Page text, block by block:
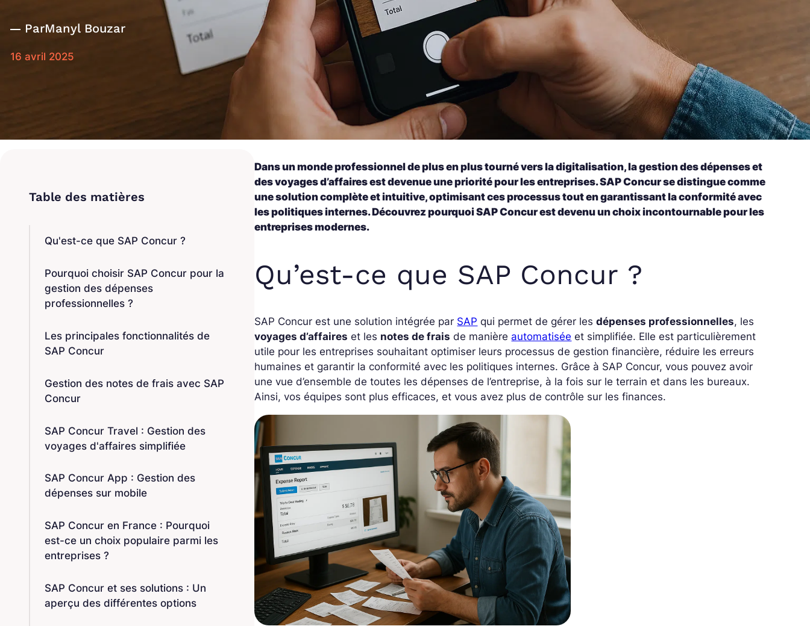
ParManyl Bouzar
16 avril 2025
Qu'est-ce que SAP Concur ?
Pourquoi choisir SAP Concur pour la
gestion des dépenses
professionnelles ?
Les principales fonctionnalités de
SAP Concur
Gestion des notes de frais avec SAP
Concur
SAP Concur Travel : Gestion des
voyages d'affaires simplifiée
SAP Concur App : Gestion des
dépenses sur mobile
SAP Concur en France : Pourquoi
est-ce un choix populaire parmi les
entreprises ?
SAP Concur et ses solutions : Un
aperçu des différentes options
Dans un monde professionnel de plus en plus tourné vers la digitalisation, la gestion des dépenses et
des voyages d’affaires est devenue une priorité pour les entreprises. SAP Concur se distingue comme
une solution complète et intuitive, optimisant ces processus tout en garantissant la conformité avec
les politiques internes. Découvrez pourquoi SAP Concur est devenu un choix incontournable pour les
entreprises modernes.
Qu’est-ce que SAP Concur ?
SAP Concur est une solution intégrée par SAP qui permet de gérer lesdépenses professionnelles, les
voyages d’affaires et les notes de frais de manière automatisée et simplifiée. Elle est particulièrement
utile pour les entreprises souhaitant optimiser leurs processus de gestion financière, réduire les erreurs
humaines et garantir la conformité avec les politiques internes. Grâce à SAP Concur, vous pouvez avoir
une vue d’ensemble de toutes les dépenses de l’entreprise, à la fois sur le terrain et dans les bureaux.
Ainsi, vos équipes sont plus efficaces, et vous avez plus de contrôle sur les finances.